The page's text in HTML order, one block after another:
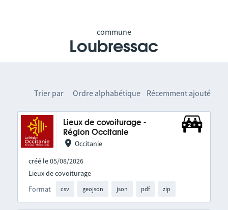
commune
Loubressac
Trier par Ordre alphabétique Récemment ajouté
Lieux de covoiturage -
Région Occitanie
Occitanie
créé le 05/08/2026
Format csv geojson json pdf zip
Lieux de covoiturage